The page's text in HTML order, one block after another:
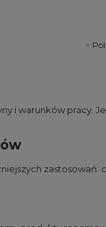
i warunków pracy.
zastosowań: